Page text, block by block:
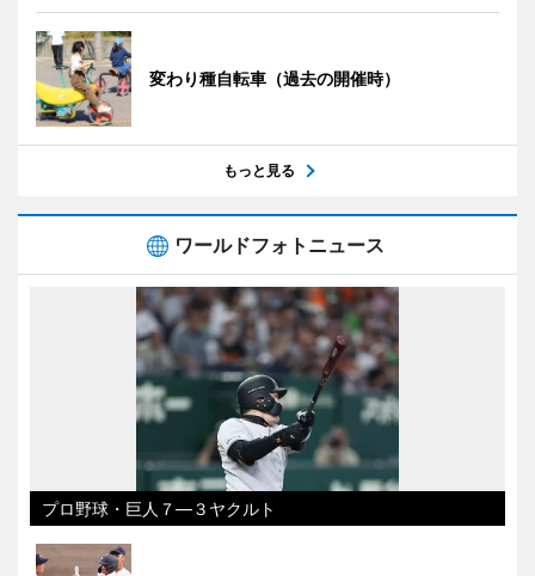
変わり種自転車（過去の開催時）
もっと見る
ワールドフォトニュース
プロ野球・巨人７―３ヤクルト